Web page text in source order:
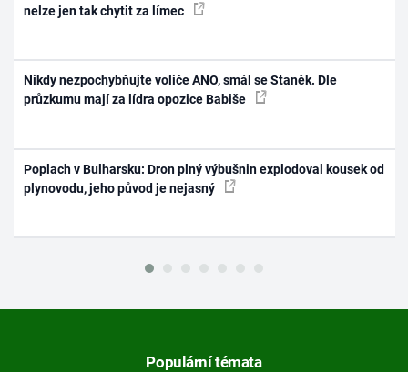
nelze jen tak chytit za límec
Nikdy nezpochybňujte voliče ANO, smál se Staněk. Dle
průzkumu mají za lídra opozice Babiše
Poplach v Bulharsku: Dron plný výbušnin explodoval kousek od
plynovodu, jeho původ je nejasný
Populární témata